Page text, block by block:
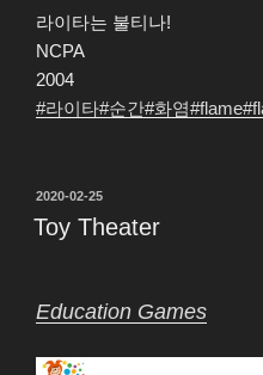
라이타는 불티나!
NCPA
2004
#라이타#순간#화염#flame
작
성
일
2020-02-25
Toy Theater
Education Games